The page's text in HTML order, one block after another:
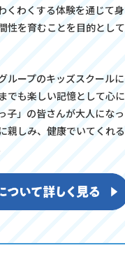
くわくする体験を通じて身
性を育むことを目的として
ループのキッズスクールに
でも楽しい記憶として心に
子」の皆さんが大人になっ
親しみ、健康でいてくれる